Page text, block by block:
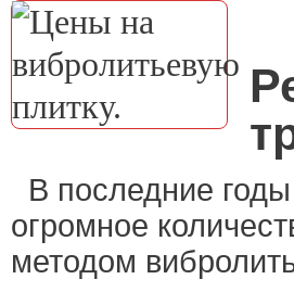
В последние
огромное
методом